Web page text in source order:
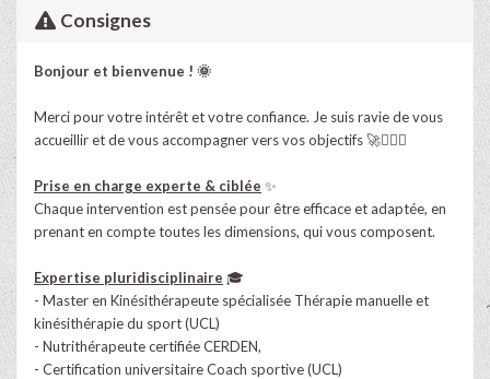
Consignes
Bonjour et bienvenue ! 🌞
Merci pour votre intérêt et votre confiance. Je suis ravie de vous
accueillir et de vous accompagner vers vos objectifs 🚀🦸🏽‍♀️
Prise en charge experte & ciblée ✨
Chaque intervention est pensée pour être efficace et adaptée, en
prenant en compte toutes les dimensions, qui vous composent.
Expertise pluridisciplinaire 🎓
- Master en Kinésithérapeute spécialisée Thérapie manuelle et
kinésithérapie du sport (UCL)
- Nutrithérapeute certifiée CERDEN,
- Certification universitaire Coach sportive (UCL)